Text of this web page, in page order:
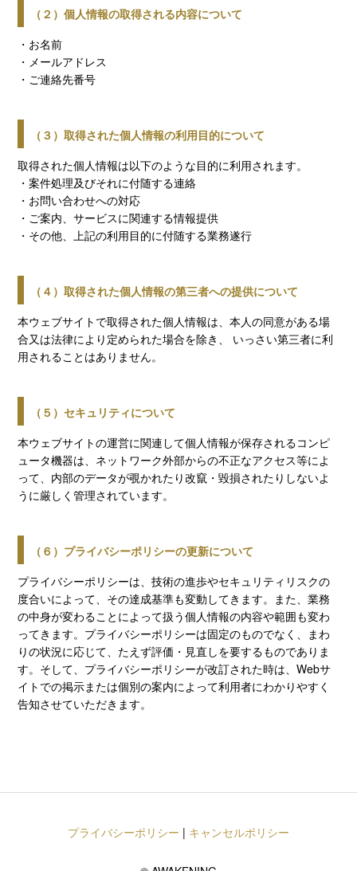
（２）個人情報の取得される内容について
・お名前
・メールアドレス
・ご連絡先番号
（３）取得された個人情報の利用目的について
取得された個人情報は以下のような目的に利用されます。
・案件処理及びそれに付随する連絡
・お問い合わせへの対応
・ご案内、サービスに関連する情報提供
・その他、上記の利用目的に付随する業務遂行
（４）取得された個人情報の第三者への提供について
本ウェブサイトで取得された個人情報は、本人の同意がある場
合又は法律により定められた場合を除き、 いっさい第三者に利
用されることはありません。
（５）セキュリティについて
本ウェブサイトの運営に関連して個人情報が保存されるコンピ
ュータ機器は、ネットワーク外部からの不正なアクセス等によ
って、内部のデータが覗かれたり改竄・毀損されたりしないよ
うに厳しく管理されています。
（６）プライバシーポリシーの更新について
プライバシーポリシーは、技術の進歩やセキュリティリスクの
度合いによって、その達成基準も変動してきます。また、業務
の中身が変わることによって扱う個人情報の内容や範囲も変わ
ってきます。プライバシーポリシーは固定のものでなく、まわ
りの状況に応じて、たえず評価・見直しを要するものでありま
す。そして、プライバシーポリシーが改訂された時は、Webサ
イトでの掲示または個別の案内によって利用者にわかりやすく
告知させていただきます。
プライバシーポリシー | キャンセルポリシー